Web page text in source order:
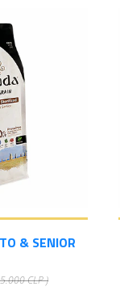
& SENIOR
CLP )